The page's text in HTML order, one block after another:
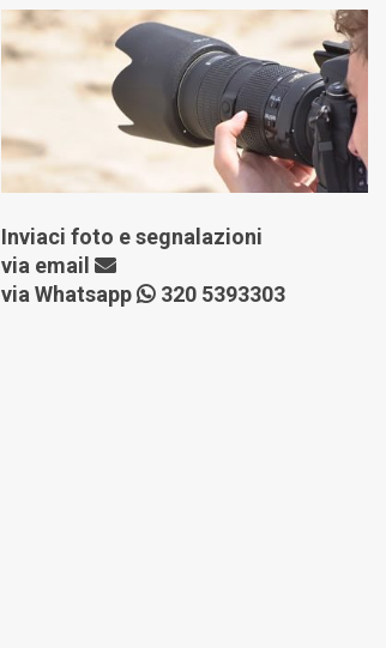
Inviaci foto e segnalazioni
via email
via Whatsapp
320 5393303